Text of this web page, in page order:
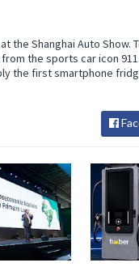
Shanghai Auto Show.
the sports car icon
the first smartphone